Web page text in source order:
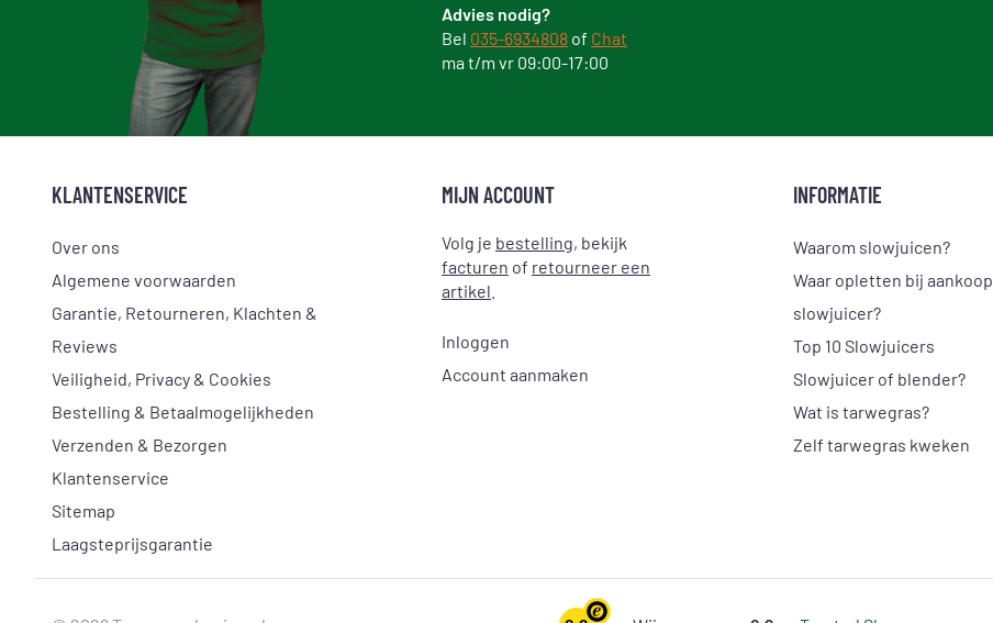
Advies nodig?
Bel 035-6934808 of Chat
ma t/m vr 09:00-17:00
KLANTENSERVICE
Over ons
Algemene voorwaarden
Garantie, Retourneren, Klachten &
Reviews
Veiligheid, Privacy & Cookies
Bestelling & Betaalmogelijkheden
Verzenden & Bezorgen
Klantenservice
Sitemap
Laagsteprijsgarantie
MIJN ACCOUNT
Volg je bestelling, bekijk
facturen of retourneer een
artikel
Inloggen
Account aanmaken
INFORMATIE
Waarom slowjuicen?
Waar opletten bij aankoop
slowjuicer?
Top 10 Slowjuicers
Slowjuicer of blender?
Wat is tarwegras?
Zelf tarwegras kweken